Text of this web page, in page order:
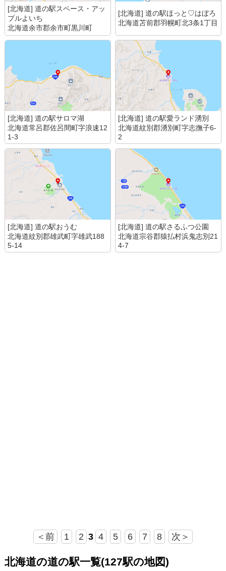
[北海道] 道の駅スペース・アッ
プルよいち
北海道余市郡余市町黒川町
[北海道] 道の駅ほっと♡はぼろ
北海道苫前郡羽幌町北3条1丁目
[北海道] 道の駅サロマ湖
北海道常呂郡佐呂間町字浪速12
1-3
[北海道] 道の駅愛ランド湧別
北海道紋別郡湧別町字志撫子6-
2
[北海道] 道の駅おうむ
北海道紋別郡雄武町字雄武188
5-14
[北海道] 道の駅さるふつ公園
北海道宗谷郡猿払村浜鬼志別21
4-7
＜前 1 2 3 4 5 6 7 8 次＞
北海道の道の駅一覧(127駅の地図)